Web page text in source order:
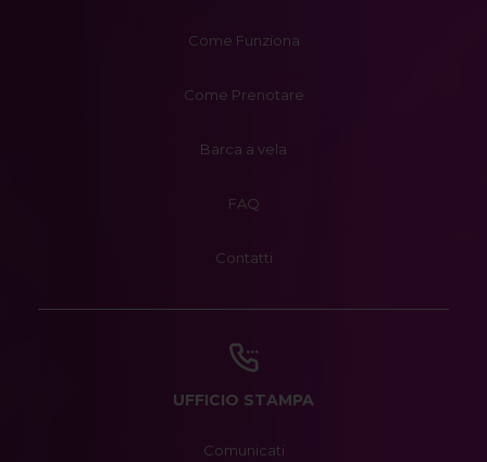
Come Funziona
Come Prenotare
Barca a vela
FAQ
Contatti
UFFICIO STAMPA
Comunicati